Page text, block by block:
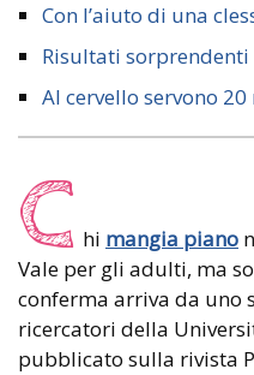
Con l’aiuto di una
Risultati sorprendenti
Al cervello servono
C hi mangia piano
Vale per gli adulti, ma
conferma arriva da uno
ricercatori della
pubblicato sulla rivista